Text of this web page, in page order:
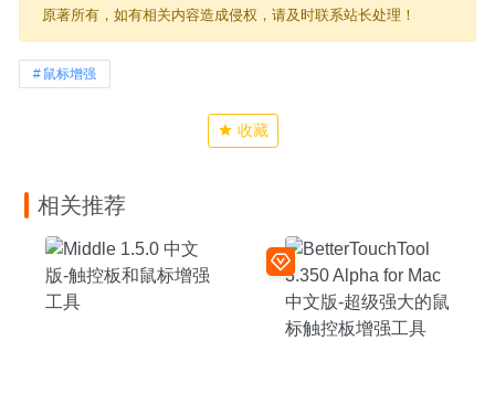
原著所有，如有相关内容造成侵权，请及时联系站长处理！
鼠标增强
收藏
相关推荐